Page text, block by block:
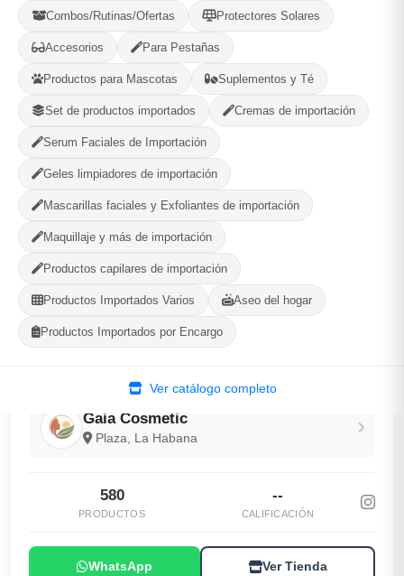
Combos/Rutinas/Ofertas Protectores Solares
Accesorios Para Pestañas
Productos para Mascotas Suplementos y Té
Set de productos importados Cremas de importación
Serum Faciales de Importación
Geles limpiadores de importación
Mascarillas faciales y Exfoliantes de importación
Maquillaje y más de importación
Productos capilares de importación
Productos Importados Varios Aseo del hogar
Productos Importados por Encargo
Ver catálogo completo
- + Comprar!
Categorías: Bebidas
Compartir Favorito
MÉTODOS DE PAGO ACEPTADOS
Efectivo
Gaia Cosmetic
Plaza, La Habana
580
PRODUCTOS
--
CALIFICACIÓN
WhatsApp Ver Tienda